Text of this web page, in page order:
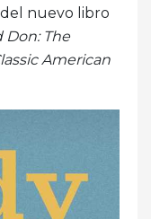
nuevo libro
Don: The
American